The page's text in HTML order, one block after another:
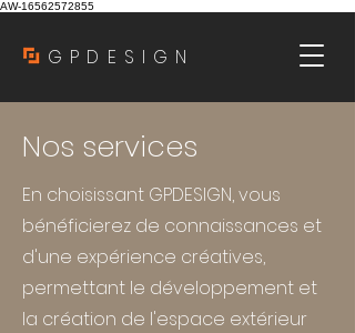
AW-16562572855
GPDESIGN
Nos services
En choisissant GPDESIGN, vous
bénéficierez de connaissances et
d'une expérience créatives,
permettant le développement et
la création de l'espace extérieur